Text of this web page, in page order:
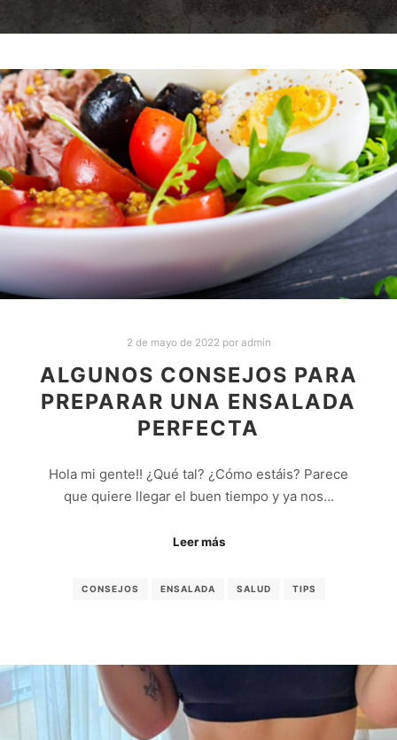
2 de mayo de 2022 por admin
ALGUNOS CONSEJOS PARA
PREPARAR UNA ENSALADA
PERFECTA
Hola mi gente!! ¿Qué tal? ¿Cómo estáis? Parece
que quiere llegar el buen tiempo y ya nos…
Leer más
CONSEJOS ENSALADA SALUD TIPS